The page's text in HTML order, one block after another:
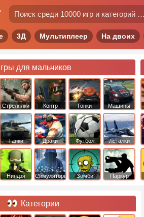
3Д Мультиплеер На двоих
для мальчиков
Стрелялки
Контр
Страйк
Гонки Машины
Танки Драки Футбол Леталки
Ниндзя Симуляторы Зомби Паркур
Категории